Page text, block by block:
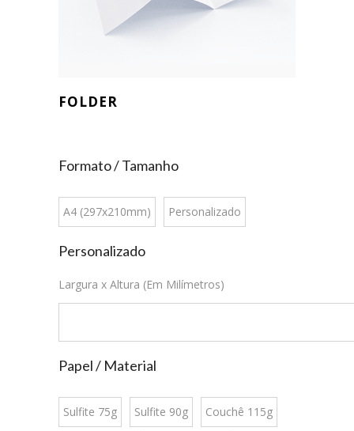
FOLDER
Formato / Tamanho
A4 (297x210mm) Personalizado
Personalizado
Largura x Altura (Em Milímetros)
Papel / Material
Sulfite 75g Sulfite 90g Couchê 115g